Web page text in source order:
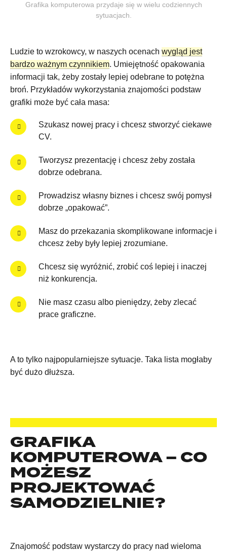
Grafika komputerowa przydaje się w wielu codziennych
sytuacjach.
Ludzie to wzrokowcy, w naszych ocenach wygląd jest
bardzo ważnym czynnikiem. Umiejętność opakowania
informacji tak, żeby zostały lepiej odebrane to potężna
broń. Przykładów wykorzystania znajomości podstaw
grafiki może być cała masa:
Szukasz nowej pracy i chcesz stworzyć ciekawe
CV.
Tworzysz prezentację i chcesz żeby została
dobrze odebrana.
Prowadzisz własny biznes i chcesz swój pomysł
dobrze „opakować”.
Masz do przekazania skomplikowane informacje i
chcesz żeby były lepiej zrozumiane.
Chcesz się wyróżnić, zrobić coś lepiej i inaczej
niż konkurencja.
Nie masz czasu albo pieniędzy, żeby zlecać
prace graficzne.
A to tylko najpopularniejsze sytuacje. Taka lista mogłaby
być dużo dłuższa.
GRAFIKA
KOMPUTEROWA – CO
MOŻESZ
PROJEKTOWAĆ
SAMODZIELNIE?
Znajomość podstaw wystarczy do pracy nad wieloma